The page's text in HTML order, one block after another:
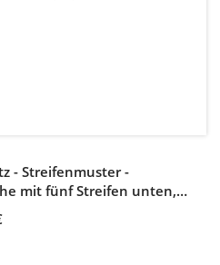
- Streifenmuster -
mit fünf Streifen unten,
4 mm, Zwischenabstand